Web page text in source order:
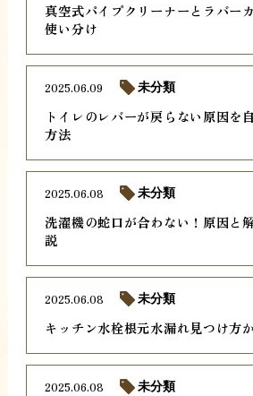
真空式パイプクリーナーとラバー
使い分け
トイレのレバーが戻らない原因を
方法
2025.06.09 未分類
洗濯機の蛇口が合わない！原因と
説
2025.06.08 未分類
キッチン水栓根元水漏れ見つけ方
2025.06.08 未分類
2025.06.08 未分類